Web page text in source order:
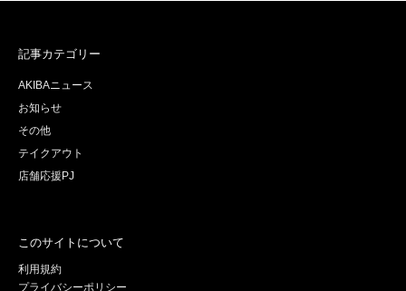
記事カテゴリー
AKIBAニュース
お知らせ
その他
テイクアウト
店舗応援PJ
このサイトについて
利用規約
プライバシーポリシー